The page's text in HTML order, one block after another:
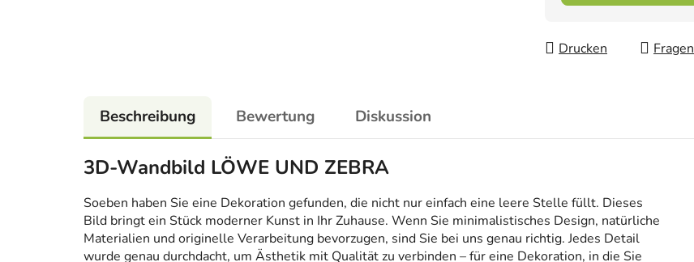
Drucken Fragen
Beschreibung Bewertung Diskussion
3D-Wandbild LÖWE UND ZEBRA
Soeben haben Sie eine Dekoration gefunden, die nicht nur einfach eine leere Stelle füllt. Dieses
Bild bringt ein Stück moderner Kunst in Ihr Zuhause. Wenn Sie minimalistisches Design, natürliche
Materialien und originelle Verarbeitung bevorzugen, sind Sie bei uns genau richtig. Jedes Detail
wurde genau durchdacht, um Ästhetik mit Qualität zu verbinden – für eine Dekoration, in die Sie